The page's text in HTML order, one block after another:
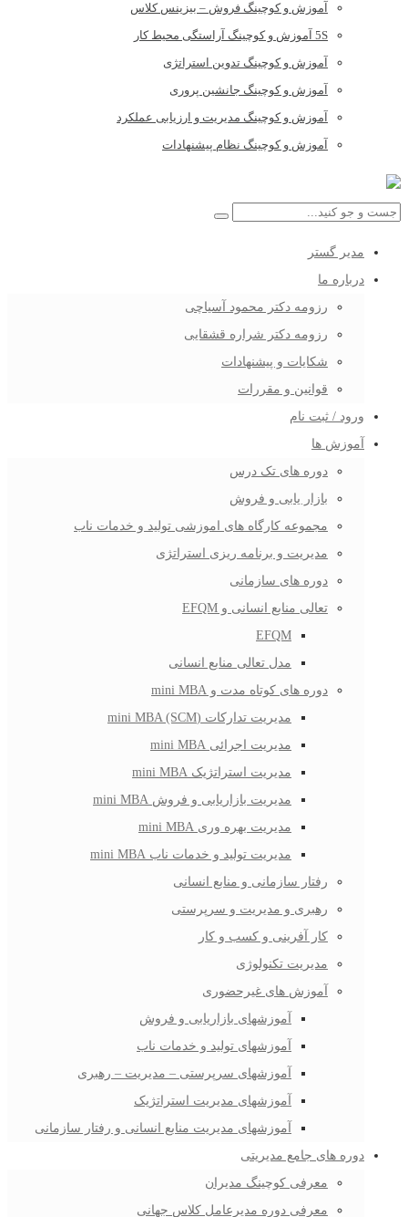
آموزش و کوچینگ فروش – بیزینس کلاس
5S آموزش و کوچینگ آراستگی محیط کار
آموزش و کوچینگ تدوین استراتژی
آموزش و کوچینگ جانشین پروری
آموزش و کوچینگ مدیریت و ارزیابی عملکرد
آموزش و کوچینگ نظام پیشنهادات
مدیر گستر
درباره ما
رزومه دکتر محمود آسیاچی
رزومه دکتر شراره قشقایی
شکایات و پیشنهادات
قوانین و مقررات
ورود / ثبت نام
آموزش ها
دوره های تک درس
بازار یابی و فروش
مجموعه کارگاه های اموزشی تولید و خدمات ناب
مدیریت و برنامه ریزی استراتژی
دوره های سازمانی
تعالی منابع انسانی و EFQM
EFQM
مدل تعالی منابع انسانی
دوره های کوتاه مدت و mini MBA
مدیریت تدارکات (mini MBA (SCM
مدیریت اجرائی mini MBA
مدیریت استراتژیک mini MBA
مدیریت بازاریابی و فروش mini MBA
مدیریت بهره وری mini MBA
مدیریت تولید و خدمات ناب mini MBA
رفتار سازمانی و منابع انسانی
رهبری و مدیریت و سرپرستی
کار آفرینی و کسب و کار
مدیریت تکنولوژی
آموزش های غیرحضوری
آموزشهای بازاریابی و فروش
آموزشهای تولید و خدمات ناب
آموزشهای سرپرستی – مدیریت – رهبری
آموزشهای مدیریت استراتژیک
آموزشهای مدیریت منابع انسانی و رفتار سازمانی
دوره های جامع مدیریتی
معرفی کوچینگ مدیران
معرفی دوره مدیرعامل کلاس جهانی